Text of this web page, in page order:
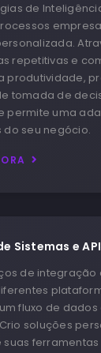
de
repetitivas e
produtividade,
tomada de
permite uma
seu negócio.
Sistemas e
de integração
fluxo de
soluções